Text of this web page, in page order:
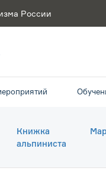
России
Книжка
альпиниста